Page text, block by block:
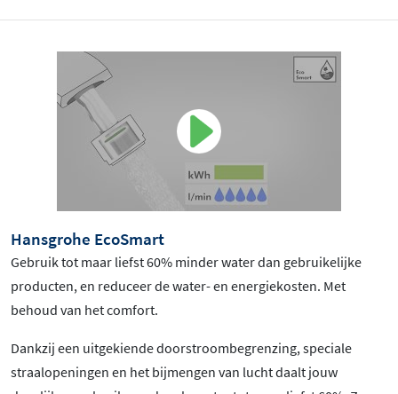
Hansgrohe EcoSmart
Gebruik tot maar liefst 60% minder water dan gebruikelijke
producten, en reduceer de water- en energiekosten. Met
behoud van het comfort.
Dankzij een uitgekiende doorstroombegrenzing, speciale
straalopeningen en het bijmengen van lucht daalt jouw